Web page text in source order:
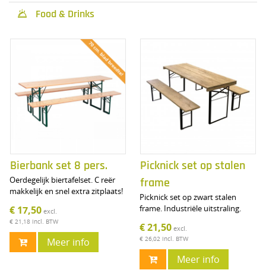
 Food & Drinks
Bierbank set 8 pers.
Oerdegelijk biertafelset. C reër
makkelijk en snel extra zitplaats!
€ 17,50 excl.
€ 21,18 incl. BTW
Meer info
Picknick set op stalen
frame
Picknick set op zwart stalen
frame. Industriële uitstraling.
€ 21,50 excl.
€ 26,02 incl. BTW
Meer info